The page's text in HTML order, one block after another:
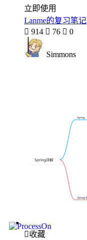
立即使用
Lanme的复习笔记
 914  76  0
Simmons
收藏